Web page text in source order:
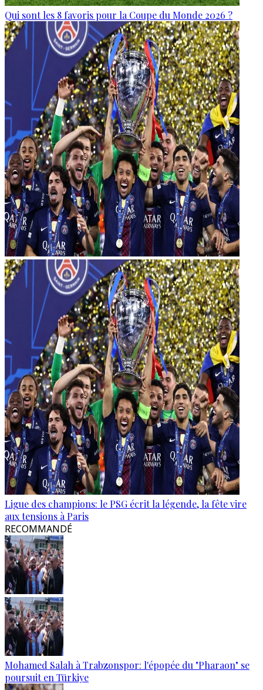
Qui sont les 8 favoris pour la Coupe du Monde 2026 ?
Ligue des champions: le PSG écrit la légende, la fête vire
aux tensions à Paris
RECOMMANDÉ
Mohamed Salah à Trabzonspor: l'épopée du "Pharaon" se
poursuit en Türkiye